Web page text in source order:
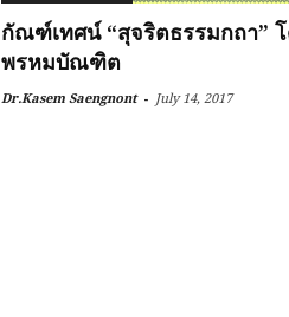
กัณฑ์เทศน์ “สุจริตธรรมกถา”
พรหมบัณฑิต
Dr.Kasem Saengnont - July 14, 2017